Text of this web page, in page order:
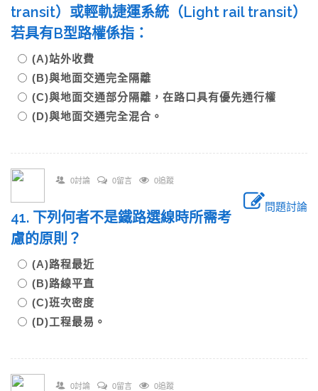
transit）或輕軌捷運系統（Light rail transit）
若具有B型路權係指：
(A)站外收費
(B)與地面交通完全隔離
(C)與地面交通部分隔離，在路口具有優先通行權
(D)與地面交通完全混合。
0討論 0留言 0追蹤
問題討論
41. 下列何者不是鐵路選線時所需考
慮的原則？
(A)路程最近
(B)路線平直
(C)班次密度
(D)工程最易。
0討論 0留言 0追蹤